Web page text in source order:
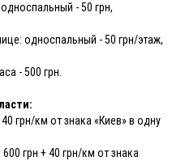
- 50 грн,
односпальный - 50 грн/этаж,
- 500 грн.
грн/км от знака «Киев» в одну
грн + 40 грн/км от знака